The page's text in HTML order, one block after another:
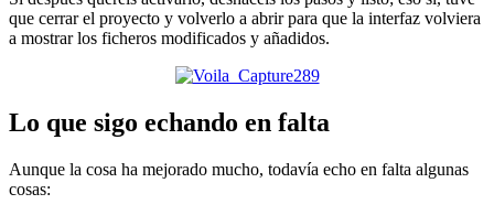
que cerrar el proyecto y volverlo a abrir para que la interfaz volviera
a mostrar los ficheros modificados y añadidos.
Lo que sigo echando en falta
Aunque la cosa ha mejorado mucho, todavía echo en falta algunas
cosas: